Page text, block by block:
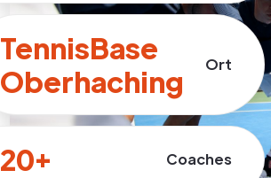
TennisBase
Oberhaching
Ort
20+ Coaches